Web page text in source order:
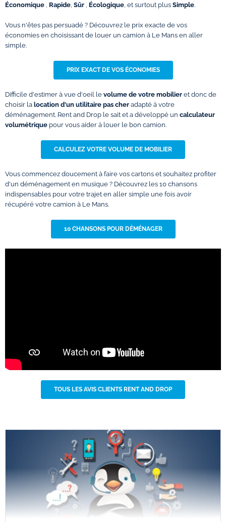
Économique
Rapide Sûr Écologique , et surtout plus Simple.
Vous n'êtes pas persuadé ? Découvrez le prix exacte de vos
économies en choisissant de louer un camion à Le Mans en aller
simple.
PRIX EXACT DE VOS ÉCONOMIES
Difficile d'estimer à vue d'oeil le volume de votre mobilier et donc de
choisir la location d'un utilitaire pas cher adapté à votre
déménagement. Rent and Drop le sait et a développé un calculateur
volumétrique pour vous aider à louer le bon camion.
CALCULEZ VOTRE VOLUME DE MOBILIER
Vous commencez doucement à faire vos cartons et souhaitez profiter
d'un déménagement en musique ? Découvrez les 10 chansons
indispensables pour votre trajet en aller simple une fois avoir
récupéré votre camion à Le Mans.
10 CHANSONS POUR DÉMÉNAGER
TOUS LES AVIS CLIENTS RENT AND DROP